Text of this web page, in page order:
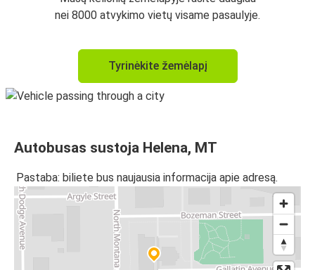
nei 8000 atvykimo vietų visame pasaulyje.
Tyrinėkite žemėlapį
Autobusas sustoja Helena, MT
Pastaba: biliete bus naujausia informacija apie adresą.